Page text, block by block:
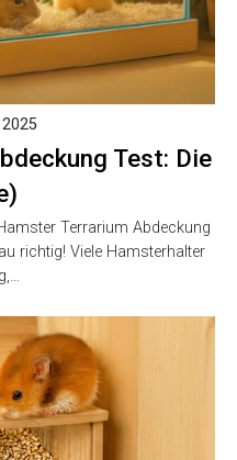
Test: Die
Terrarium Abdeckung
richtig! Viele Hamsterhalter